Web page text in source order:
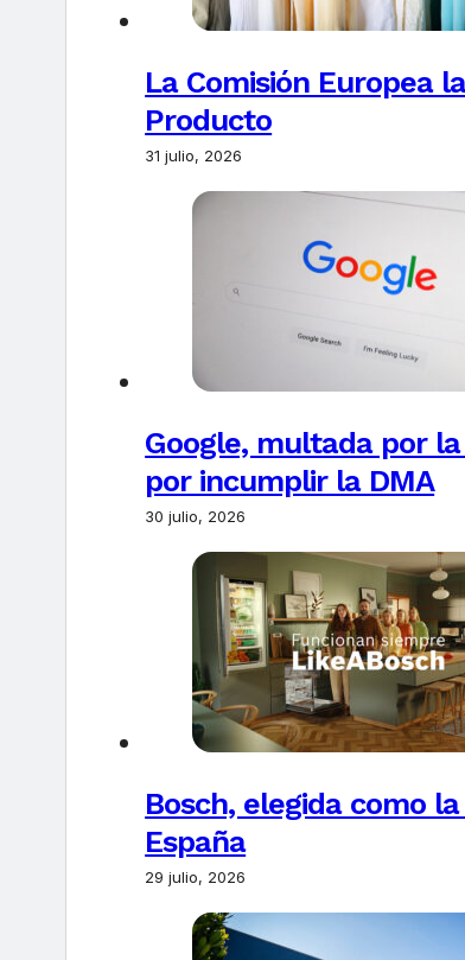
La Comisión Europea
Producto
31 julio, 2026
Google, multada por
por incumplir la DMA
30 julio, 2026
Bosch, elegida como
España
29 julio, 2026